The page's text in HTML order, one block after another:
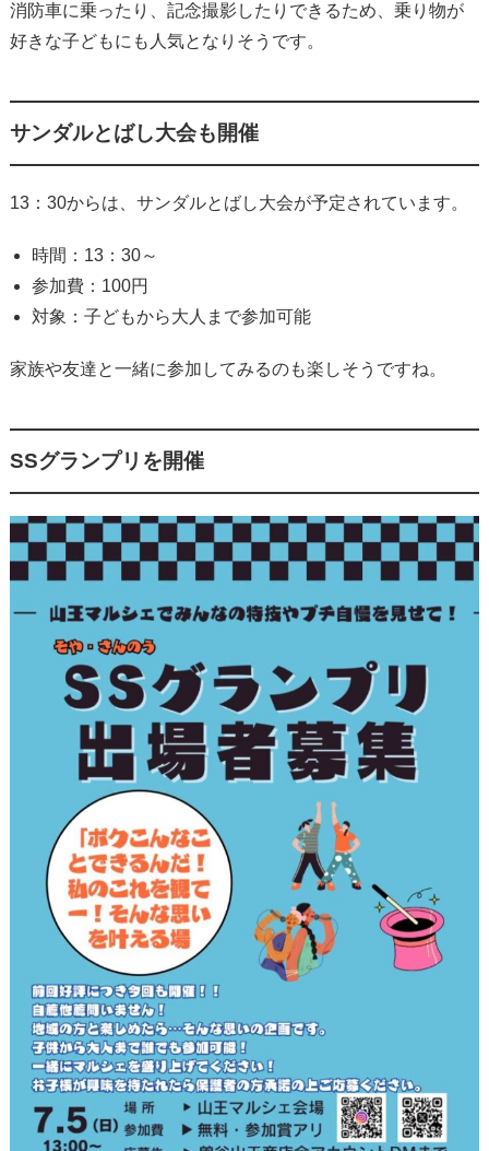
消防車に乗ったり、記念撮影したりできるため、乗り物が
好きな子どもにも人気となりそうです。
サンダルとばし大会も開催
13：30からは、サンダルとばし大会が予定されています。
時間：13：30～
参加費：100円
対象：子どもから大人まで参加可能
家族や友達と一緒に参加してみるのも楽しそうですね。
SSグランプリを開催